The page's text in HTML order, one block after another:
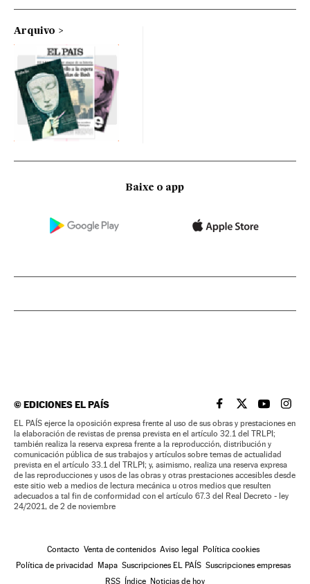
Arquivo
Baixe o app
©EDICIONES EL PAÍS EL PAÍS BRASIL EN
EL PAÍSEL PAÍS
EL
EL PAÍS ejerce la oposición expresa frente al uso de sus obras y prestaciones en
la elaboración de revistas de prensa prevista en el artículo 32.1 del TRLPI;
también realiza la reserva expresa frente a la reproducción, distribución y
comunicación pública de sus trabajos y artículos sobre temas de actualidad
prevista en el artículo 33.1 del TRLPI; y, asimismo, realiza una reserva expresa
de las reproducciones y usos de las obras y otras prestaciones accesibles desde
este sitio web a medios de lectura mecánica u otros medios que resulten
adecuados a tal fin de conformidad con el artículo 67.3 del Real Decreto - ley
24/2021, de 2 de noviembre
Contacto Venta de contenidos Aviso legal
Política cookies
Política de privacidad
Mapa Suscripciones EL PAÍS Suscripciones empresas
RSS
Índice Noticias de hoy